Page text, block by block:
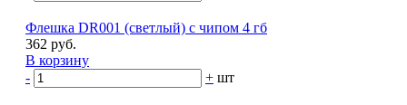
Флешка DR001 (светлый) с чипом 4 гб
362 руб.
В корзину
-
+ шт